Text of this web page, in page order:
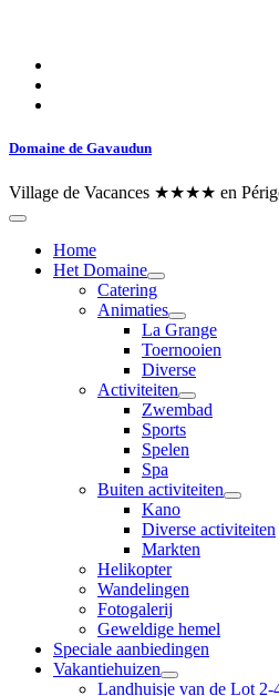
Domaine de Gavaudun
Village de Vacances ★★★★ en
Home
Het Domaine
Catering
Animaties
La Grange
Toernooien
Diverse
Activiteiten
Zwembad
Sports
Spelen
Spa
Buiten activiteiten
Kano
Diverse activiteiten
Markten
Helikopter
Wandelingen
Fotogalerij
Geweldige hemel
Speciale aanbiedingen
Vakantiehuizen
Landhuisje van de Lot 2-